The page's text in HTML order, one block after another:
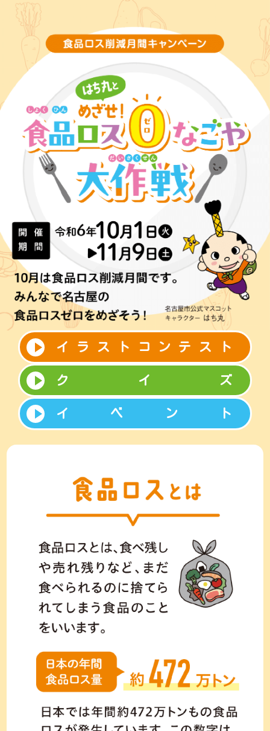
イラストコンテスト
クイズ
イベント